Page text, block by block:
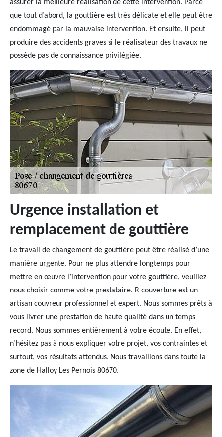
assurer la meilleure réalisation de cette intervention. Parce
que tout d’abord, la gouttière est très délicate et elle peut être
endommagé par la mauvaise intervention. Et ensuite, il peut
produire des accidents graves si le réalisateur des travaux ne
possède pas de connaissance privilégiée.
Urgence installation et
remplacement de gouttière
Le travail de changement de gouttière peut être réalisé d’une
manière urgente. Pour ne plus attendre longtemps pour
mettre en œuvre l’intervention pour votre gouttière, veuillez
nous choisir comme votre prestataire. R couverture est un
artisan couvreur professionnel et expert. Nous sommes prêts à
vous livrer une prestation de haute qualité dans un temps
record. Nous sommes entièrement à votre écoute. En effet,
n’hésitez pas à nous expliquer votre projet, vos contraintes et
surtout, vos résultats attendus. Nous travaillons dans toute la
zone de Halloy Les Pernois 80670.